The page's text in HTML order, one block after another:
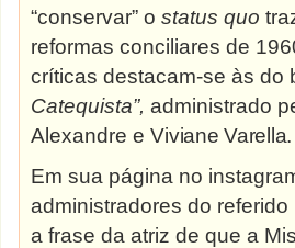
“conservar” ostatus quo
reformas conciliares de
críticas destacam-se às do
Catequista”,administrado
Alexandre eViviane Varella.
Em sua página no
administradores do
a frase da atriz de que a